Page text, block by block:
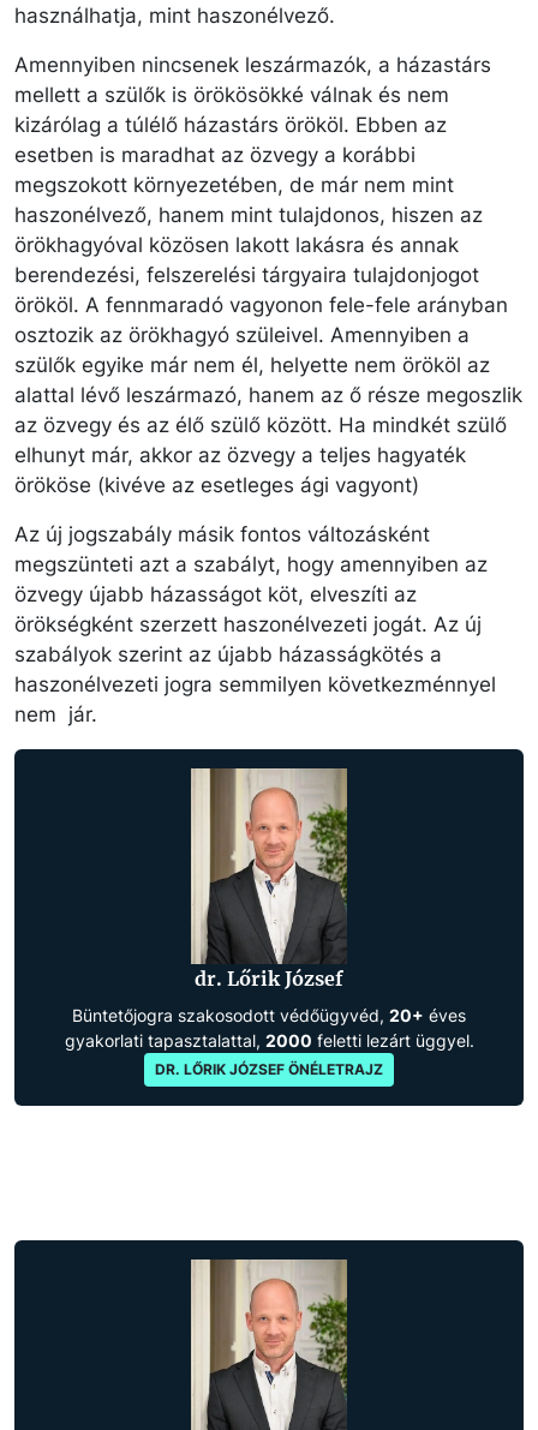
használhatja, mint haszonélvező.
Amennyiben nincsenek leszármazók, a házastárs
mellett a szülők is örökösökké válnak és nem
kizárólag a túlélő házastárs örököl. Ebben az
esetben is maradhat az özvegy a korábbi
megszokott környezetében, de már nem mint
haszonélvező, hanem mint tulajdonos, hiszen az
örökhagyóval közösen lakott lakásra és annak
berendezési, felszerelési tárgyaira tulajdonjogot
örököl. A fennmaradó vagyonon fele-fele arányban
osztozik az örökhagyó szüleivel. Amennyiben a
szülők egyike már nem él, helyette nem örököl az
alattal lévő leszármazó, hanem az ő része megoszlik
az özvegy és az élő szülő között. Ha mindkét szülő
elhunyt már, akkor az özvegy a teljes hagyaték
örököse (kivéve az esetleges ági vagyont)
Az új jogszabály másik fontos változásként
megszünteti azt a szabályt, hogy amennyiben az
özvegy újabb házasságot köt, elveszíti az
örökségként szerzett haszonélvezeti jogát. Az új
szabályok szerint az újabb házasságkötés a
haszonélvezeti jogra semmilyen következménnyel
nem jár.
dr. Lőrik József
Büntetőjogra szakosodott védőügyvéd, 20+ éves
gyakorlati tapasztalattal, 2000 feletti lezárt üggyel.
DR. LŐRIK JÓZSEF ÖNÉLETRAJZ